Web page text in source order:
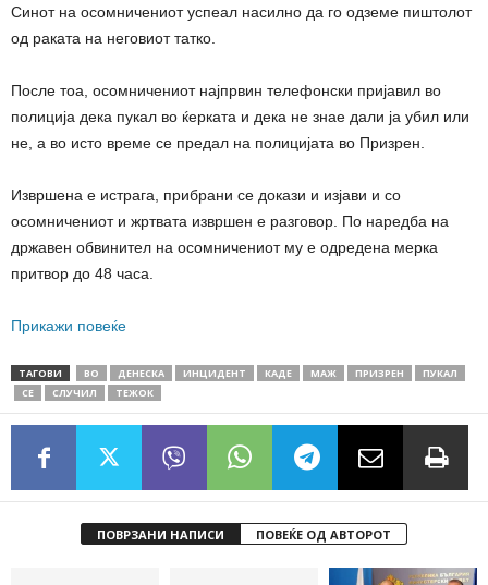
Синот на осомничениот успеал насилно да го одземе пиштолот
од раката на неговиот татко.
После тоа, осомничениот најпрвин телефонски пријавил во
полиција дека пукал во ќерката и дека не знае дали ја убил или
не, а во исто време се предал на полицијата во Призрен.
Извршена е истрага, прибрани се докази и изјави и со
осомничениот и жртвата извршен е разговор. По наредба на
државен обвинител на осомничениот му е одредена мерка
притвор до 48 часа.
Прикажи повеќе
ТАГОВИ ВО ДЕНЕСКА ИНЦИДЕНТ КАДЕ МАЖ ПРИЗРЕН
ПУКАЛ
СЕ
СЛУЧИЛ ТЕЖОК
ПОВРЗАНИ НАПИСИ ПОВЕЌЕ ОД АВТОРОТ